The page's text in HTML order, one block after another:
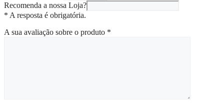
Recomenda a nossa Loja?
* A resposta é obrigatória.
A sua avaliação sobre o produto *